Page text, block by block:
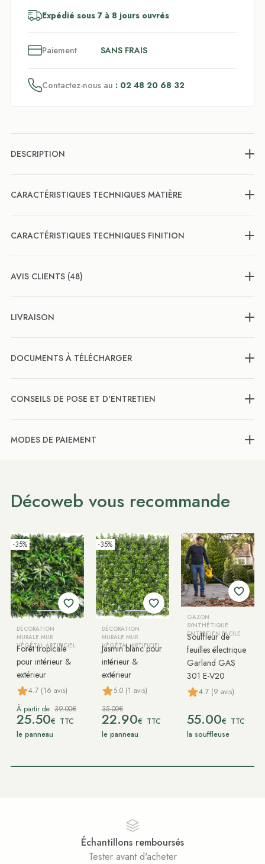
Expédié sous 7 à 8 jours ouvrés
Paiement SANS FRAIS
Contactez-nous au : 02 48 20 68 32
DESCRIPTION
CARACTÉRISTIQUES TECHNIQUES MATIÈRE
CARACTÉRISTIQUES TECHNIQUES FINITION
AVIS CLIENTS (48)
LIVRAISON
DOCUMENTS À TÉLÉCHARGER
CONSEILS DE POSE ET D'ENTRETIEN
MODES DE PAIEMENT
Décoweb vous recommande
-35%
DÉCORATION
MURALE MUR
VÉGÉTAL ARTIFICIEL
Forêt tropicale
pour intérieur &
extérieur
4.7 (16 avis)
À partir de 39.00€
25.50€ TTC
le panneau
-35%
DÉCORATION
MURALE MUR
VÉGÉTAL ARTIFICIEL
Jasmin blanc pour
intérieur &
extérieur
5.0 (1 avis)
35.00€
22.90€ TTC
le panneau
GAZON
SYNTHÉTIQUE
ENTRETIEN FACILE
Souffleur de
feuilles électrique
Garland GAS
301 E-V20
4.7 (9 avis)
55.00€ TTC
la souffleuse
remboursés
Tester avant d'acheter